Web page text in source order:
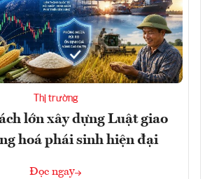
Thị trường
lớn xây dựng Luật giao
hoá phái sinh hiện đại
Đọc ngay